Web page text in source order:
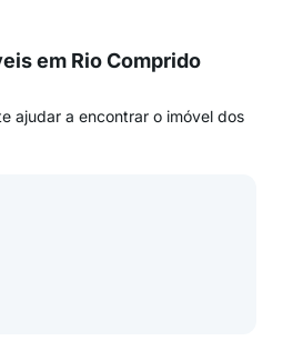
em Rio Comprido
ajudar a encontrar o imóvel dos